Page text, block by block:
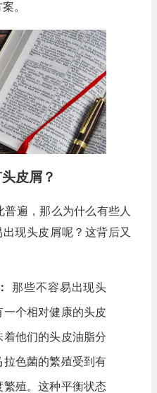
。
皮屑？
遍，那么为什么有些人
现头皮屑呢？这背后又
那些不容易出现头
一个相对健康的头皮
他们的头皮油脂分
色菌的繁殖受到有
殖。这种平衡状态